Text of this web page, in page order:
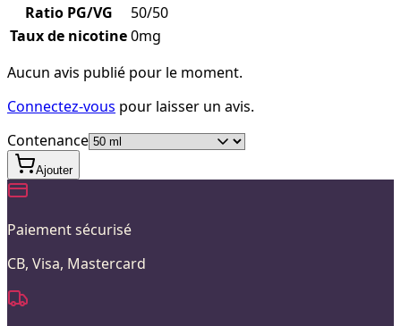
Ratio PG/VG
50/50
Taux de nicotine0mg
Aucun avis publié pour le moment.
Connectez-vous pour laisser un avis.
Contenance
Ajouter
Paiement sécurisé
CB, Visa, Mastercard